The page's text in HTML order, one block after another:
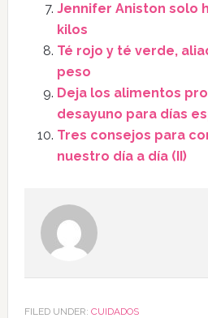
Jennifer Aniston solo
kilos
Té rojo y té verde,
peso
Deja los alimentos
desayuno para días
Tres consejos para
nuestro día a día (II)
FILED UNDER: CUIDADOS